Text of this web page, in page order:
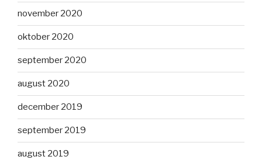
november 2020
oktober 2020
september 2020
august 2020
december 2019
september 2019
august 2019